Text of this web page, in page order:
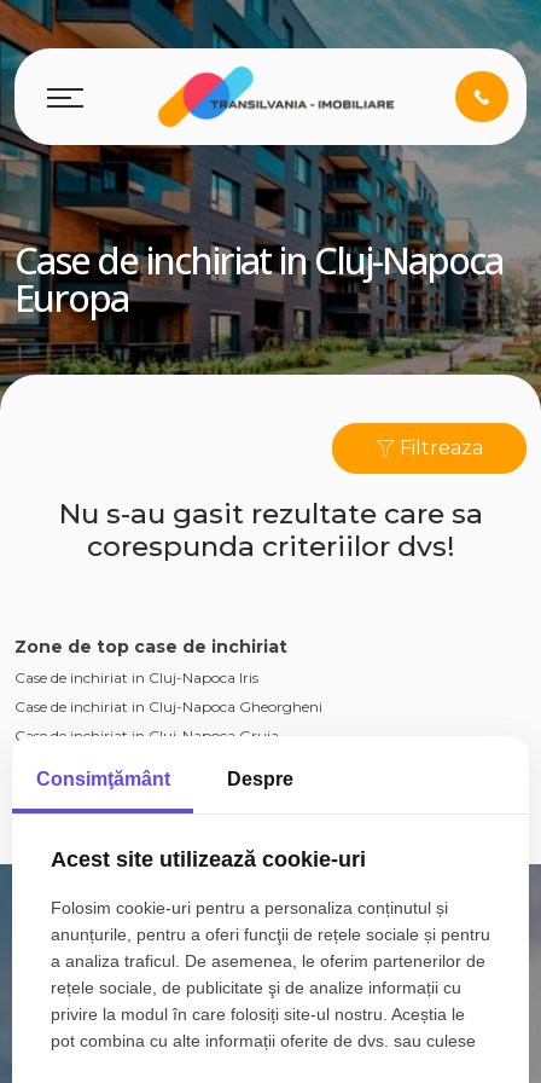
Case de inchiriat in Cluj-Napoca
Europa
Filtreaza
Nu s-au gasit rezultate care sa
corespunda criteriilor dvs!
Zone de top case de inchiriat
Case de inchiriat in Cluj-Napoca Iris
Case de inchiriat in Cluj-Napoca Gheorgheni
Case de inchiriat in Cluj-Napoca Gruia
Case de inchiriat in Cluj-Napoca Borhanci
Case de inchiriat in Cluj-Napoca Zorilor
Case de inchiriat 4 camere
Case de inchiriat 5 camere
Apartamente de inchiriat
Apartamente de inchiriat in Cluj-Napoca
Apartamente de inchiriat in Cluj-Napoca Manastur
Consimţământ Despre
Acest site utilizează cookie-uri
Folosim cookie-uri pentru a personaliza conținutul și
anunțurile, pentru a oferi funcţii de rețele sociale și pentru
a analiza traficul. De asemenea, le oferim partenerilor de
rețele sociale, de publicitate şi de analize informații cu
privire la modul în care folosiți site-ul nostru. Aceștia le
pot combina cu alte informații oferite de dvs. sau culese